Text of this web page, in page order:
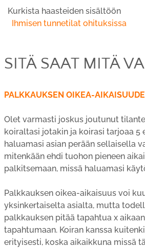
Kurkista haasteiden sisältöön
Ihmisen tunnetilat ohituksissa
SITÄ SAAT MITÄ
PALKKAUKSEN OIKEA-
Olet varmasti joskus joutunut
koiraltasi jotakin ja koirasi tarjoaa 5
haluamasi asian perään sellaisella
mitenkään ehdi tuohon pieneen
palkitsemaan, missä haluamasi
Palkkauksen oikea-aikaisuus voi
yksinkertaiselta asialta, mutta
palkkauksen pitää tapahtua x
tapahtumaan. Koiran kanssa
erityisesti, koska aikaikkuna missä